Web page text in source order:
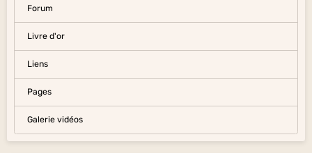
Forum
Livre d'or
Liens
Pages
Galerie vidéos